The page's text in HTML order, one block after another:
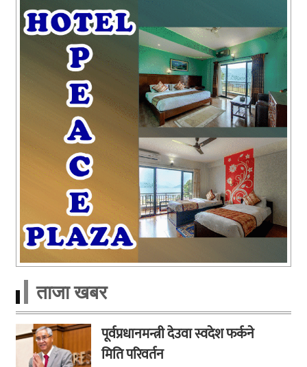
ताजा खबर
पूर्वप्रधानमन्त्री देउवा स्वदेश फर्कने
मिति परिवर्तन